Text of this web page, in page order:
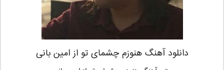
دانلود آهنگ هنوزم چشمای تو از امین بانی